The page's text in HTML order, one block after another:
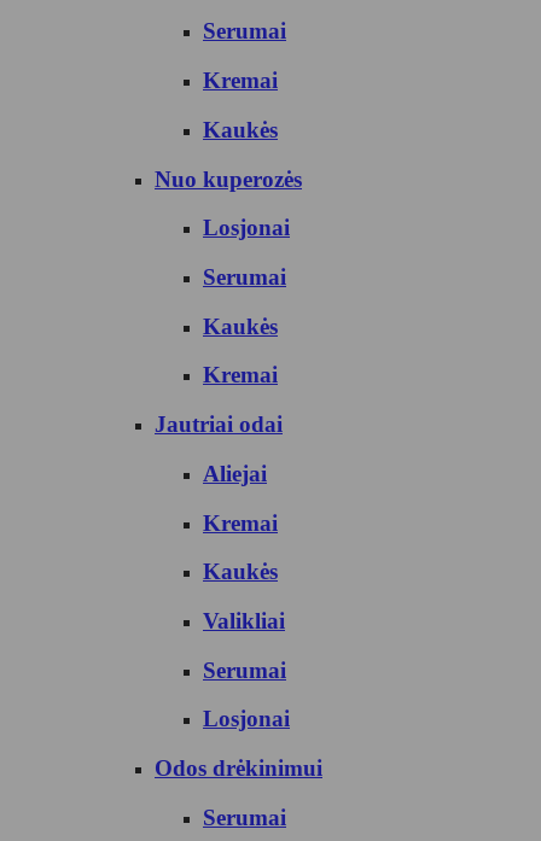
Serumai
Kremai
Kaukės
Nuo kuperozės
Losjonai
Serumai
Kaukės
Kremai
Jautriai odai
Aliejai
Kremai
Kaukės
Valikliai
Serumai
Losjonai
Odos drėkinimui
Serumai